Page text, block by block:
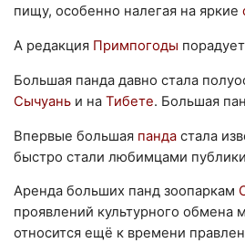
пищу, особенно налегая на яркие
А редакция Примпогоды
Большая панда давно стала
Сычуань и на Тибете. Большая
Впервые большая панда стала
быстро стали любимцами
Аренда больших панд зоопаркам
проявлений культурного обмена
относится ещё к времени